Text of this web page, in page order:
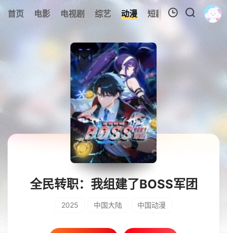
首页 电影 电视剧 综艺 动漫 短剧 今日更新
0
暂无观看影片的记录
全民转职：我组建了BOSS军团
2025 中国大陆 中国动漫